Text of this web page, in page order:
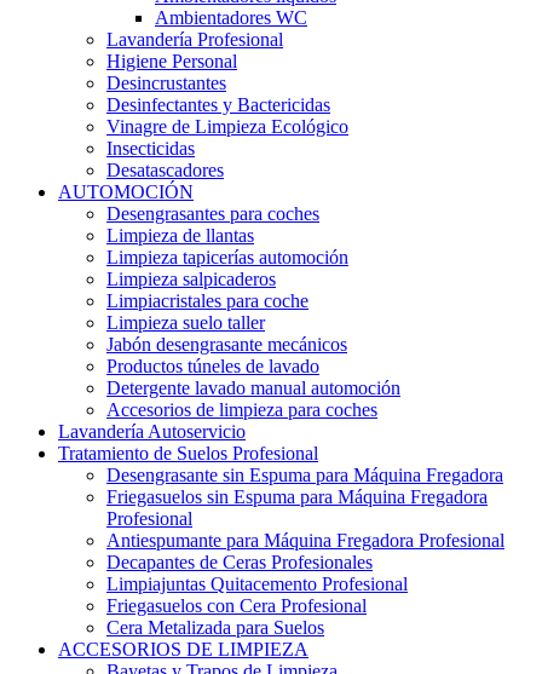
Ambientadores WC
Lavandería Profesional
Higiene Personal
Desincrustantes
Desinfectantes y Bactericidas
Vinagre de Limpieza Ecológico
Insecticidas
Desatascadores
AUTOMOCIÓN
Desengrasantes para coches
Limpieza de llantas
Limpieza tapicerías automoción
Limpieza salpicaderos
Limpiacristales para coche
Limpieza suelo taller
Jabón desengrasante mecánicos
Productos túneles de lavado
Detergente lavado manual automoción
Accesorios de limpieza para coches
Lavandería Autoservicio
Tratamiento de Suelos Profesional
Desengrasante sin Espuma para Máquina Fregadora
Friegasuelos sin Espuma para Máquina Fregadora
Profesional
Antiespumante para Máquina Fregadora Profesional
Decapantes de Ceras Profesionales
Limpiajuntas Quitacemento Profesional
Friegasuelos con Cera Profesional
Cera Metalizada para Suelos
ACCESORIOS DE LIMPIEZA